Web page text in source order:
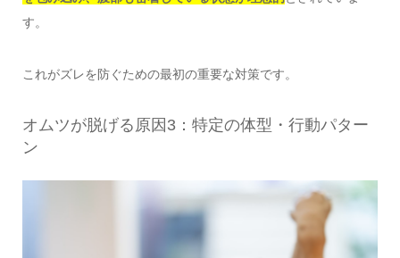
す。
これがズレを防ぐための最初の重要な対策です。
オムツが脱げる原因3：特定の体型・行動パター
ン